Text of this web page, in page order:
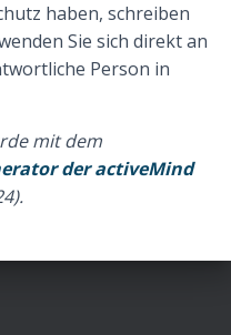
haben, schreiben
Sie sich direkt an
Person in
mit dem
der activeMind